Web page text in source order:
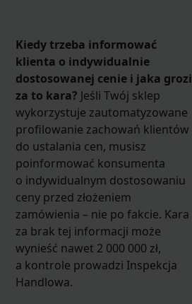
Kiedy trzeba informować
klienta o indywidualnie
dostosowanej cenie i jaka grozi
za to kara? Jeśli Twój sklep
wykorzystuje zautomatyzowane
profilowanie zachowań klientów
do ustalania cen, musisz
poinformować konsumenta
o indywidualnym dostosowaniu
ceny przed złożeniem
zamówienia – nie po fakcie. Kara
za brak tej informacji może
wynieść nawet 2 000 000 zł,
a kontrole prowadzi Inspekcja
Handlowa.